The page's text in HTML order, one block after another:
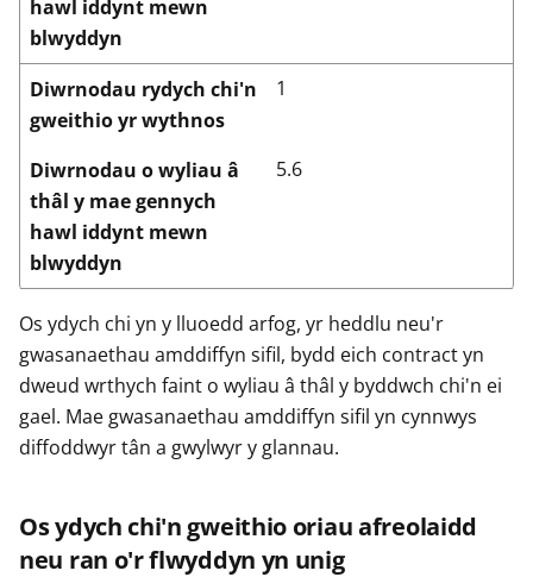
hawl iddynt mewn
blwyddyn
Diwrnodau rydych chi'n
gweithio yr wythnos
1
Diwrnodau o wyliau â
thâl y mae gennych
hawl iddynt mewn
blwyddyn
5.6
Os ydych chi yn y lluoedd arfog, yr heddlu neu'r
gwasanaethau amddiffyn sifil, bydd eich contract yn
dweud wrthych faint o wyliau â thâl y byddwch chi'n ei
gael. Mae gwasanaethau amddiffyn sifil yn cynnwys
diffoddwyr tân a gwylwyr y glannau.
Os ydych chi'n gweithio oriau afreolaidd
neu ran o'r flwyddyn yn unig